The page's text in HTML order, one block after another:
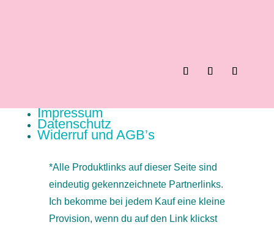
Impressum
Datenschutz
Widerruf und AGB’s
*Alle Produktlinks auf dieser Seite sind
eindeutig gekennzeichnete Partnerlinks.
Ich bekomme bei jedem Kauf eine kleine
Provision, wenn du auf den Link klickst